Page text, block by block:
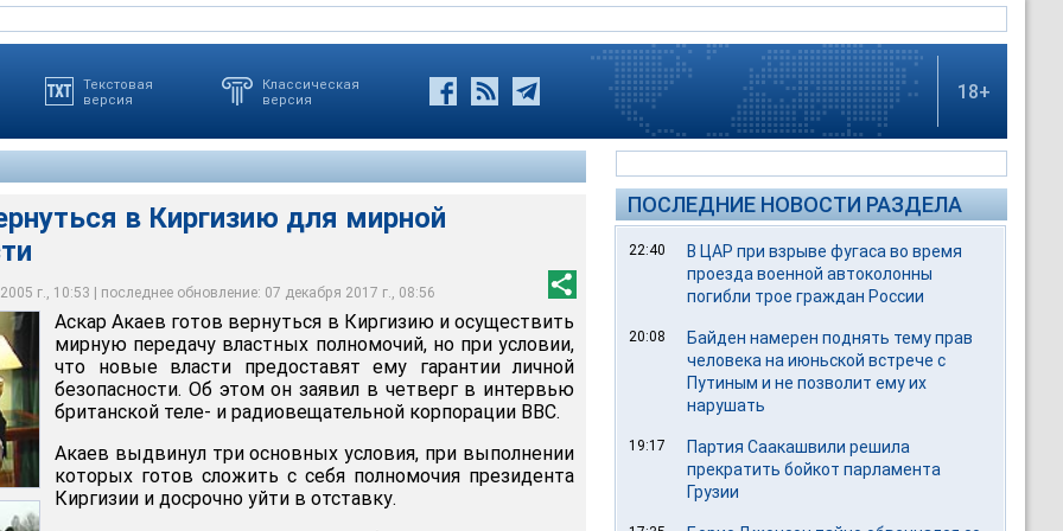
Текстовая
версия
Классическая
версия
18+
в Киргизию для мирной
г., 10:53 | последнее обновление: 07 декабря 2017 г., 08:56
в Киргизию и осуществить мирную передачу властных
что новые власти предоставят ему гарантии личной
безопасности, личной безопасности, потому что в
угрозы покушения, угрозы физической расправы, угрозы
меня с политической сцены. Именно поэтому я временно
А
новым парламентом закона о президенте, гарантий
восстановление конституционного порядка"
Аскар Акаев готов вернуться в Киргизию и осуществить
мирную передачу властных полномочий, но при условии,
что новые власти предоставят ему гарантии личной
безопасности. Об этом он заявил в четверг в интервью
британской теле- и радиовещательной корпорации ВВС.
Акаев выдвинул три основных условия, при выполнении
которых готов сложить с себя полномочия президента
Киргизии и досрочно уйти в отставку.
ПОСЛЕДНИЕ НОВОСТИ РАЗДЕЛА
22:40
В ЦАР при взрыве фугаса во время
проезда военной автоколонны
погибли трое граждан России
20:08
Байден намерен поднять тему прав
человека на июньской встрече с
Путиным и не позволит ему их
нарушать
19:17
Партия Саакашвили решила
прекратить бойкот парламента
Грузии